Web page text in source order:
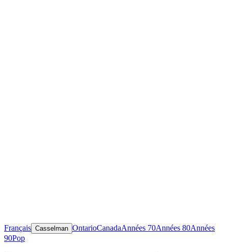
Français Casselman OntarioCanadaAnnées 70Années 80Années
90Pop